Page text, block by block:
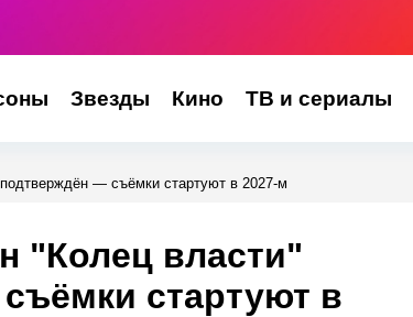
Звезды Кино ТВ и сериалы
— съёмки стартуют в 2027-м
"Колец власти"
стартуют в